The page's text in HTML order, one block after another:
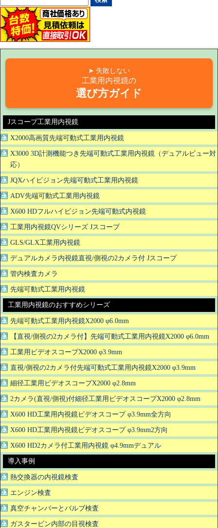
➤ 失敗しない
工業用内視鏡の
選び方ガイド
Jスコープ工業用内視鏡
X2000高画質先端可動式工業用内視鏡
X3000 3D計測機能つき先端可動式工業用内視鏡（デュアルビュー対
応）
JQXハイビジョン先端可動式工業用内視鏡
ADV先端可動式工業用内視鏡
X600 HDフルハイビジョン先端可動式内視鏡
工業用内視鏡QVシリーズ Jスコープ
GLS/GLX工業用内視鏡
デュアルカメラ内視鏡直視/側視の2カメラ付 Jスコープ
管内検査カメラ
先端可動式工業用内視鏡
工業用内視鏡のおすすめシリーズ
先端可動式工業用内視鏡X2000 φ6.0mm
【直視/側視の2カメラ付】先端可動式工業用内視鏡X2000 φ6.0mm
工業用ビデオスコープX2000 φ3.9mm
直視/側視の2カメラ付先端可動式工業用内視鏡X2000 φ3.9mm
細径工業用ビデオスコープX2000 φ2.8mm
2カメラ(直視/側視)付細径工業用ビデオスコープX2000 φ2.8mm
X600 HD工業用内視鏡ビデオスコープ φ3.9mm全方向
X600 HD工業用内視鏡ビデオスコープ φ3.9mm2方向
X600 HD2カメラ付工業用内視鏡 φ4.9mmデュアル
導入事例
熱交換器の内視鏡検査
エンジン検査
真空チャンバーとバルブ検査
ガスタービン内部の目視検査